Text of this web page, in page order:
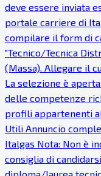
deve essere inviata
portale carriere di
compilare il form di
"Tecnico/Tecnica
(Massa). Allegare il
La selezione è
delle competenze
profili appartenenti
Utili Annuncio
Italgas Nota: Non è
consiglia di